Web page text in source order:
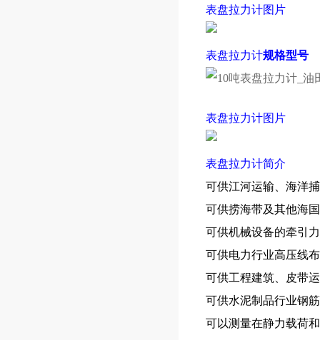
表盘拉力计图片
表盘拉力计规格型号
表盘拉力计图片
表盘拉力计简介
可供江河运输、海洋
可供捞海带及其他海
可供机械设备的牵引
可供电力行业高压线
可供工程建筑、皮带
可供水泥制品行业钢
可以测量在静力载荷